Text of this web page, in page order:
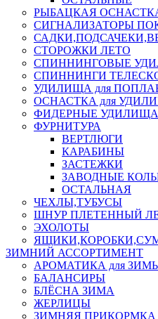
РЫБАЦКАЯ
СИГНАЛИЗАТОРЫ
СТОРОЖКИ ЛЕТО
СПИННИНГОВЫЕ
СПИННИНГИ
УДИЛИЩА для
ОСНАСТКА для
ФИДЕРНЫЕ УДИЛИЩА
ФУРНИТУРА
ВЕРТЛЮГИ
КАРАБИНЫ
ЗАСТЕЖКИ
ЗАВОДНЫЕ
ОСТАЛЬНАЯ
ЧЕХЛЫ,ТУБУСЫ
ШНУР ПЛЕТЕННЫЙ
ЭХОЛОТЫ
ЗИМНИЙ АССОРТИМЕНТ
АРОМАТИКА для
БАЛАНСИРЫ
БЛЁСНА ЗИМА
ЖЕРЛИЦЫ
ЗИМНЯЯ ПРИКОРМКА